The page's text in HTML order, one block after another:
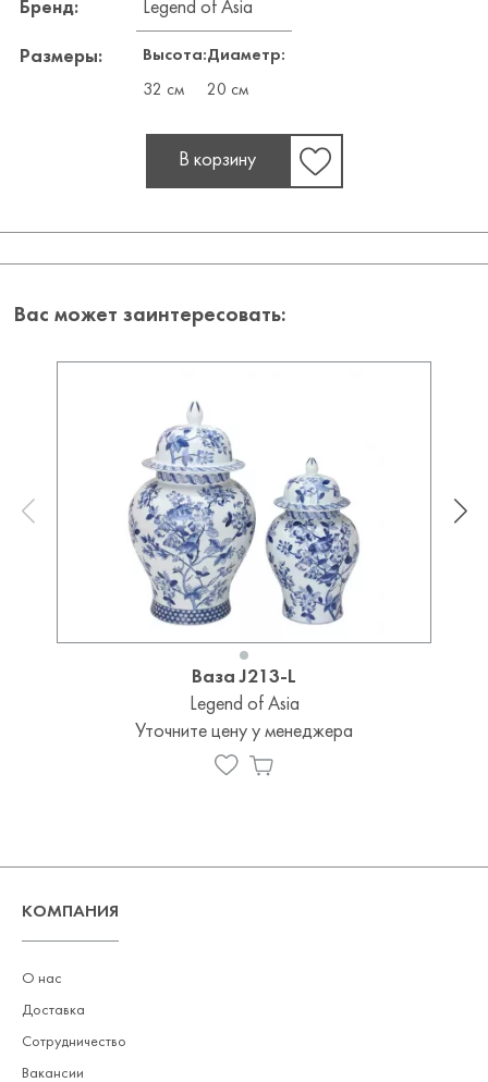
Бренд:
Legend of Asia
Размеры:
Высота:
32 см
Диаметр:
20 см
В корзину
Вас может заинтересовать:
Ваза J213-L
Legend of Asia
Уточните цену у менеджера
КОМПАНИЯ
О нас
Доставка
Сотрудничество
Вакансии